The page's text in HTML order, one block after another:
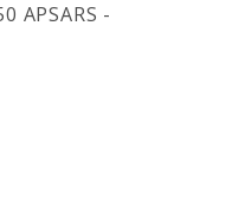
APSARS -